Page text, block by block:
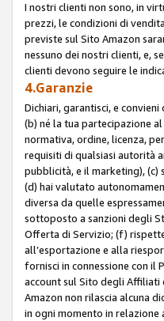
I nostri clienti non sono, in
prezzi, le condizioni di
previste sul Sito Amazon
nessuno dei nostri clienti, e,
clienti devono seguire le
4.Garanzie
Dichiari, garantisci, e
(b) né la tua partecipazione
normativa, ordine, licenza,
requisiti di qualsiasi autorità
pubblicità, e il marketing),
(d) hai valutato
diversa da quelle
sottoposto a sanzioni degli
Offerta di Servizio; (f)
all’esportazione e alla
fornisci in connessione con il
account sul Sito degli Affiliati
Amazon non rilascia alcuna
in ogni momento in relazione